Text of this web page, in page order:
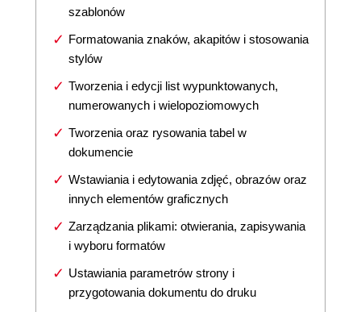
szablonów
Formatowania znaków, akapitów i stosowania
stylów
Tworzenia i edycji list wypunktowanych,
numerowanych i wielopoziomowych
Tworzenia oraz rysowania tabel w
dokumencie
Wstawiania i edytowania zdjęć, obrazów oraz
innych elementów graficznych
Zarządzania plikami: otwierania, zapisywania
i wyboru formatów
Ustawiania parametrów strony i
przygotowania dokumentu do druku